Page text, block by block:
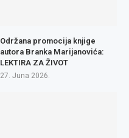
Održana promocija knjige
autora Branka Marijanovića:
LEKTIRA ZA ŽIVOT
27. Juna 2026.